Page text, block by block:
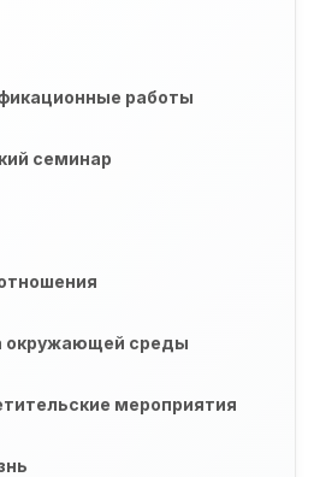
работы
семинар
окружающей среды
мероприятия